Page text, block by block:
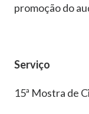
promoção do
Serviço
15ª Mostra de